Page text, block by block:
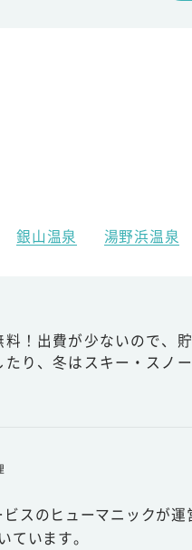
銀山温泉 湯野浜温泉
！出費が少ないので、
り、冬はスキー・スノ
スのヒューマニックが
ています。